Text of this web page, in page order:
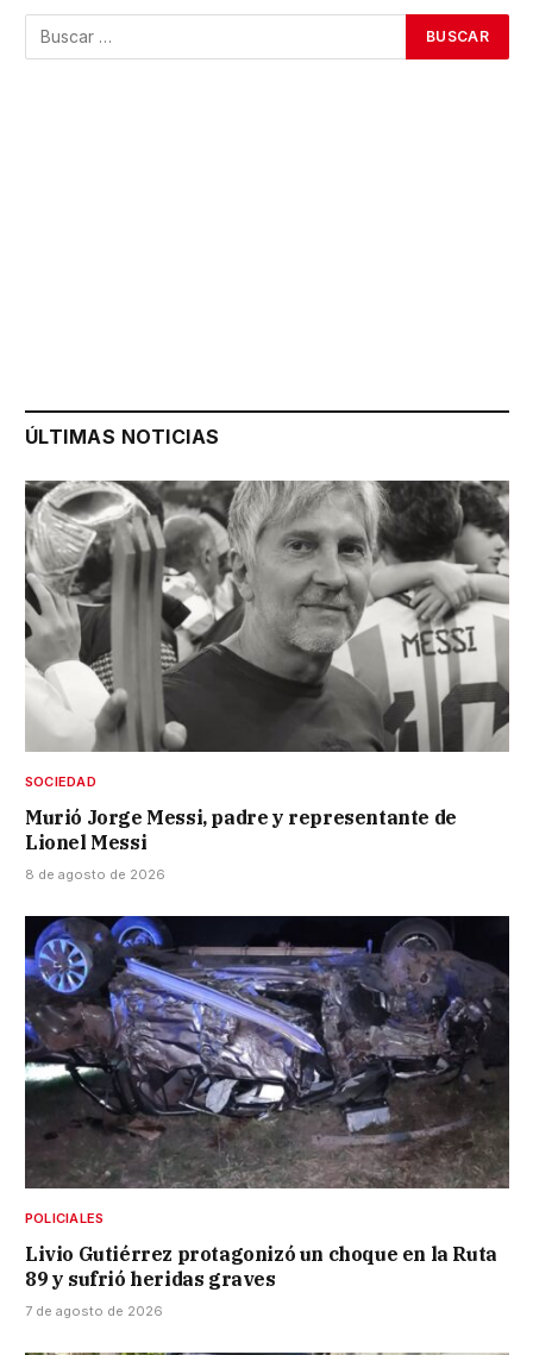
ÚLTIMAS NOTICIAS
SOCIEDAD
Murió Jorge Messi, padre y representante de
Lionel Messi
8 de agosto de 2026
POLICIALES
Livio Gutiérrez protagonizó un choque en la Ruta
89 y sufrió heridas graves
7 de agosto de 2026